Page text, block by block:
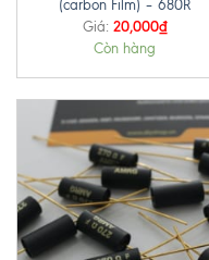
(carbon Film) – 680R
Giá: 20,000₫
Còn hàng